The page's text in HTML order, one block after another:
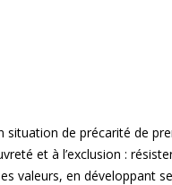
situation de précarité de
et à l’exclusion :
valeurs, en développant
– PLV en édition